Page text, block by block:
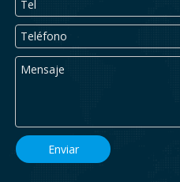
Enviar